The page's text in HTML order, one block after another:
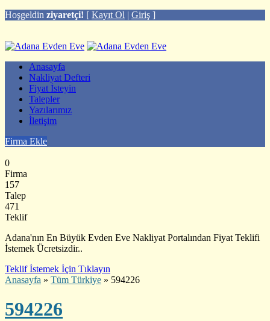
Hoşgeldin ziyaretçi! [ Kayıt Ol | Giriş ]
Anasayfa
Nakliyat Defteri
Fiyat İsteyin
Talepler
Yazılarımız
İletişim
Firma Ekle
0
Firma
157
Talep
471
Teklif
Adana'nın En Büyük Evden Eve Nakliyat Portalından Fiyat Teklifi
İstemek Ücretsizdir..
Teklif İstemek İçin Tıklayın
Anasayfa » Tüm Türkiye » 594226
594226